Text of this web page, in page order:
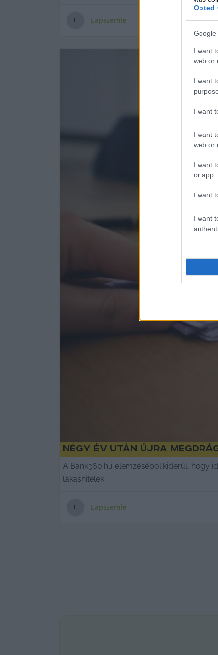
Opted
Google
I want
web or
I want
I want
I want
web or
I want
or app.
I want
I want
L Lapszemle
Négy év után újra
A Bank360.hu elemzéséből kiderül, hogy
lakáshitelek
L Lapszemle